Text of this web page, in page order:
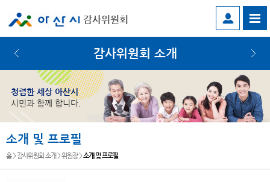
감사위원회
감사위원회 소개
청렴한 세상 아산시
시민과 함께 합니다.
소개 및 프로필
홈 > 감사위원회 소개 > 위원장 >소개 및 프로필